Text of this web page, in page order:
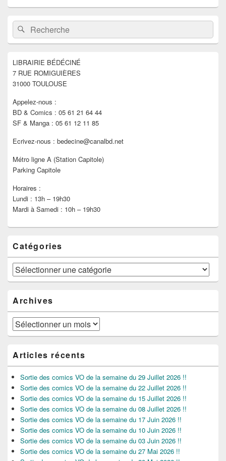
Zone
principale
de
widget
barre
latérale
Recherche :Rechercher
LIBRAIRIE BÉDÉCINÉ
7 RUE ROMIGUIÈRES
31000 TOULOUSE
Appelez-nous :
BD & Comics : 05 61 21 64 44
SF & Manga : 05 61 12 11 85
Ecrivez-nous : bedecine@canalbd.net
Métro ligne A (Station Capitole)
Parking Capitole
Horaires :
Lundi : 13h – 19h30
Mardi à Samedi : 10h – 19h30
Catégories
Catégories
Archives
Archives
Articles récents
Sortie des comics VO de la semaine du 29 Juillet 2026 !!
Sortie des comics VO de la semaine du 22 Juillet 2026 !!
Sortie des comics VO de la semaine du 15 Juillet 2026 !!
Sortie des comics VO de la semaine du 08 Juillet 2026 !!
Sortie des comics VO de la semaine du 17 Juin 2026 !!
Sortie des comics VO de la semaine du 10 Juin 2026 !!
Sortie des comics VO de la semaine du 03 Juin 2026 !!
Sortie des comics VO de la semaine du 27 Mai 2026 !!